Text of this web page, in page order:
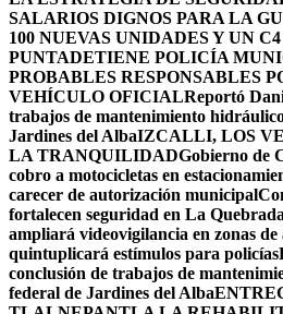
SALARIOS DIGNOS PARA LA
100 NUEVAS UNIDADES Y UN
PUNTADETIENE POLICÍA
PROBABLES RESPONSABLES
VEHÍCULO OFICIALReportó
trabajos de mantenimiento
Jardines del AlbaIZCALLI, LOS
LA TRANQUILIDADGobierno de
cobro a motocicletas en
carecer de autorización municipal
fortalecen seguridad en La Quebrada
ampliará videovigilancia en zonas
quintuplicará estímulos para policías
conclusión de trabajos de
federal de Jardines del Alba